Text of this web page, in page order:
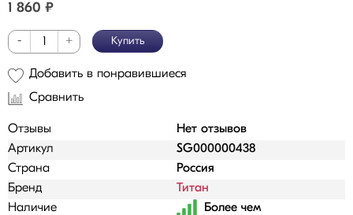
1 860 ₽
- + Купить
Добавить в понравившиеся
Сравнить
Отзывы
Нет отзывов
Артикул
SG000000438
Страна
Россия
Бренд
Титан
Наличие